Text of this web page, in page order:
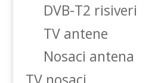
DVB-T2 risiveri
TV antene
Nosaci antena
TV nosaci